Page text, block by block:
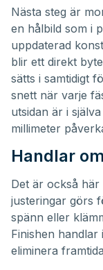
Nästa steg är
en hålbild som i
uppdaterad
blir ett direkt
sätts i samtidigt
snett när varje
utsidan är i
millimeter
Handlar
Det är också
justeringar görs
spänn eller
Finishen handlar
eliminera